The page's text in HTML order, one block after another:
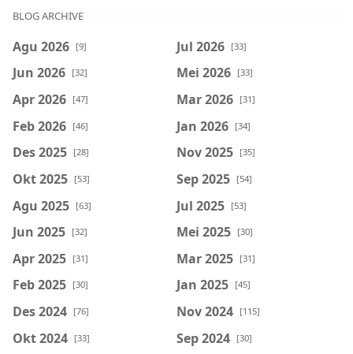
BLOG ARCHIVE
Agu 2026 [9] Jul 2026 [33]
Jun 2026 [32] Mei 2026 [33]
Apr 2026 [47] Mar 2026 [31]
Feb 2026 [46] Jan 2026 [34]
Des 2025 [28] Nov 2025 [35]
Okt 2025 [53] Sep 2025 [54]
Agu 2025 [63] Jul 2025 [53]
Jun 2025 [32] Mei 2025 [30]
Apr 2025 [31] Mar 2025 [31]
Feb 2025 [30] Jan 2025 [45]
Des 2024 [76] Nov 2024 [115]
Okt 2024 [33] Sep 2024 [30]